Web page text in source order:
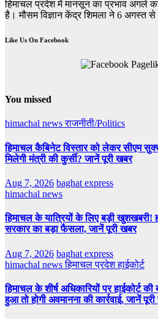
हिमाचल प्रदेश में मानसून का प्रभाव अगले
है। मौसम विज्ञान केंद्र शिमला ने 6 अगस्त
Like Us On Facebook
You missed
himachal newsराजनीती/Politics
हिमाचल कैबिनेट विस्तार को लेकर सीएम
मिलेगी मंत्री की कुर्सी? जानें पूरी खबर
Aug 7, 2026 baghat express
himachal news
हिमाचल के यात्रियों के लिए बड़ी
सरकार का बड़ा फैसला, जानें पूरी खबर
Aug 7, 2026 baghat express
himachal newsहिमाचल प्रदेश हाईकोर्ट
हिमाचल के शीर्ष अधिकारियों पर हाईकोर्ट
हुआ तो होगी अवमानना की कार्रवाई, जानें